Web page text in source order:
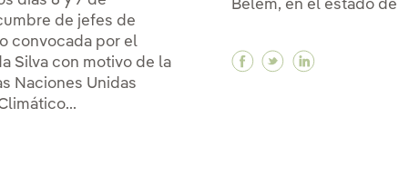
de jefes de
convocada por el
Silva con motivo de la
Naciones Unidas
Galán participa en la cumbre de jefes de
Galán participa en la cumbre de jefes de
Belém, en el estado de
Facebook
Twitter